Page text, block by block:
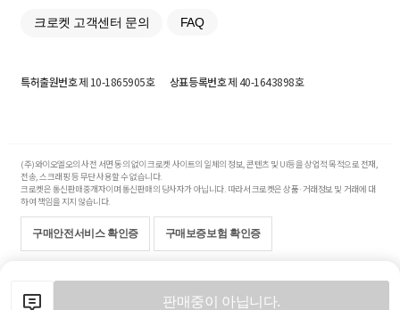
판매중이 아닙니다.
크로켓 고객센터 문의 FAQ
특허출원번호제 10-1865905호 상표등록번호제 40-1643898호
(주)와이오엘오의 사전 서면 동의 없이 크로켓 사이트의 일체의 정보, 콘텐츠 및 UI등을 상업적 목적으로 전재,
전송, 스크래핑 등 무단 사용할 수 없습니다.
크로켓은 통신판매중개자이며 통신판매의 당사자가 아닙니다. 따라서 크로켓은 상품·거래정보 및 거래에 대
하여 책임을 지지 않습니다.
구매안전서비스 확인증 구매보증보험 확인증